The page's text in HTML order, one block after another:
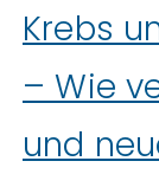
Krebs
– Wie
und